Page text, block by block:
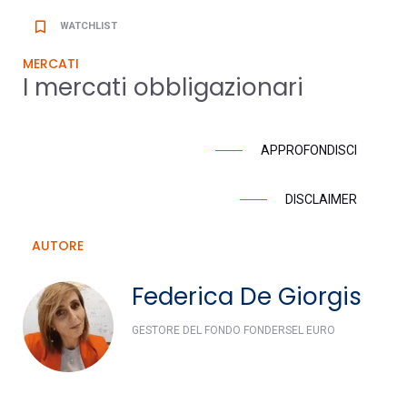
bookmark_border WATCHLIST
MERCATI
I mercati obbligazionari
APPROFONDISCI
DISCLAIMER
AUTORE
Federica De Giorgis
GESTORE DEL FONDO FONDERSEL EURO